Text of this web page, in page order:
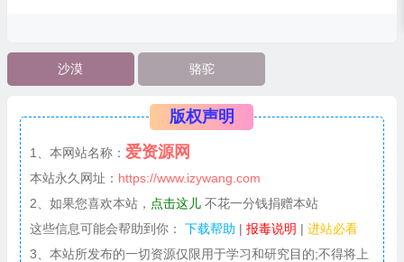
沙漠 骆驼
版权声明
1、本网站名称： 爱资源网
本站永久网址： https://www.izywang.com
2、如果您喜欢本站， 点击这儿不花一分钱捐赠本站
这些信息可能会帮助到你：
下载帮助 | 报毒说明 | 进站必看
3、本站所发布的一切资源仅限用于学习和研究目的;不得将上